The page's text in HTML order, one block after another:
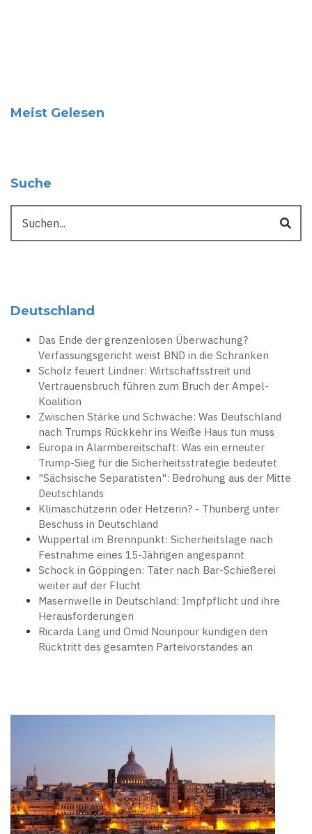
Meist Gelesen
Suche
Deutschland
Das Ende der grenzenlosen Überwachung?
Verfassungsgericht weist BND in die Schranken
Scholz feuert Lindner: Wirtschaftsstreit und
Vertrauensbruch führen zum Bruch der Ampel-
Koalition
Zwischen Stärke und Schwäche: Was Deutschland
nach Trumps Rückkehr ins Weiße Haus tun muss
Europa in Alarmbereitschaft: Was ein erneuter
Trump-Sieg für die Sicherheitsstrategie bedeutet
"Sächsische Separatisten": Bedrohung aus der Mitte
Deutschlands
Klimaschützerin oder Hetzerin? - Thunberg unter
Beschuss in Deutschland
Wuppertal im Brennpunkt: Sicherheitslage nach
Festnahme eines 15-Jährigen angespannt
Schock in Göppingen: Täter nach Bar-Schießerei
weiter auf der Flucht
Masernwelle in Deutschland: Impfpflicht und ihre
Herausforderungen
Ricarda Lang und Omid Nouripour kündigen den
Rücktritt des gesamten Parteivorstandes an